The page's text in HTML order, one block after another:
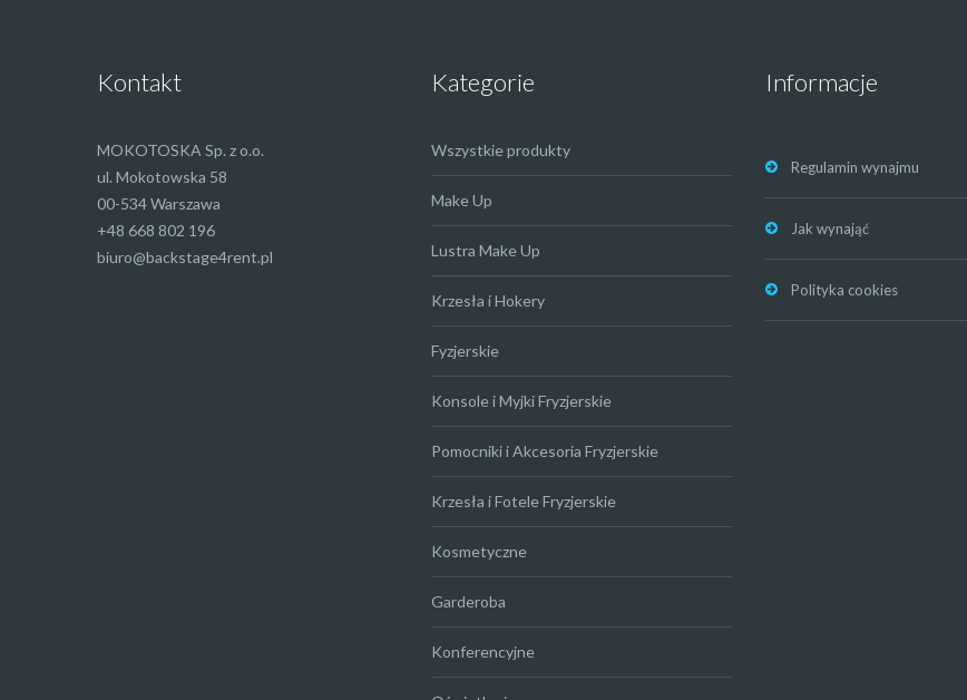
Kontakt
MOKOTOSKA Sp. z o.o.
ul. Mokotowska 58
00-534 Warszawa
+48 668 802 196
biuro@backstage4rent.pl
Kategorie
Wszystkie produkty
Make Up
Lustra Make Up
Krzesła i Hokery
Fyzjerskie
Konsole i Myjki Fryzjerskie
Pomocniki i Akcesoria Fryzjerskie
Krzesła i Fotele Fryzjerskie
Kosmetyczne
Garderoba
Konferencyjne
Informacje
Regulamin wynajmu
Jak wynająć
Polityka cookies